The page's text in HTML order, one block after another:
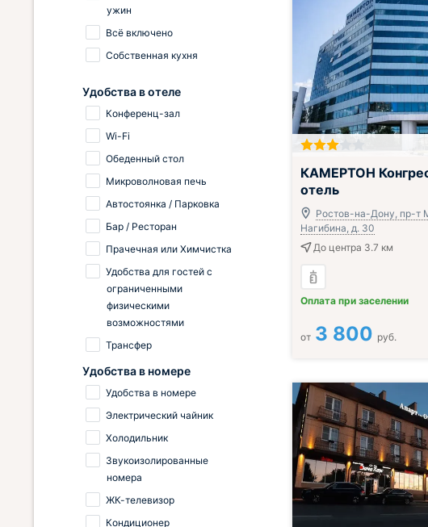
КАМЕРТОН
отель
Ростов-на-Дону, пр-т
Нагибина, д. 30
До центра 3.7 км
Оплата при заселении
от 3 800 руб.
ужин
Всё включено
Собственная кухня
Удобства в отеле
Конференц-зал
Wi-Fi
Обеденный стол
Микроволновая печь
Автостоянка / Парковка
Бар / Ресторан
Прачечная или Химчистка
Удобства для гостей с
ограниченными
физическими
возможностями
Трансфер
Удобства в номере
Удобства в номере
Электрический чайник
Холодильник
Звукоизолированные
номера
ЖК-телевизор
Кондиционер